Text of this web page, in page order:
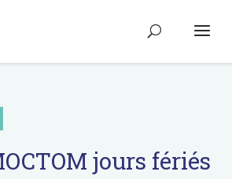
jours fériés